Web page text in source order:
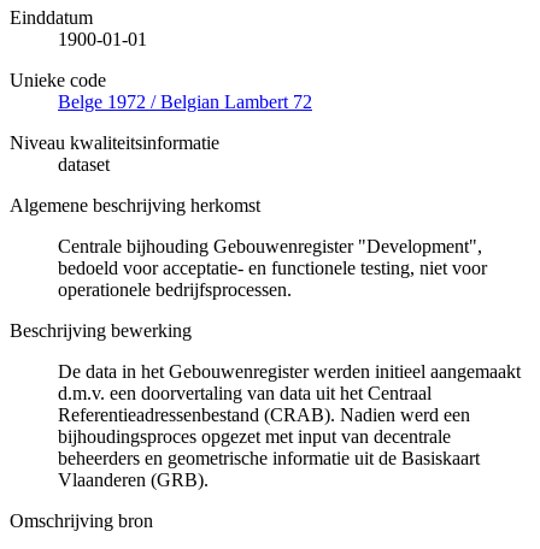
Einddatum
1900-01-01
Unieke code
Belge 1972 / Belgian Lambert 72
Niveau kwaliteitsinformatie
dataset
Algemene beschrijving herkomst
Centrale bijhouding Gebouwenregister "Development",
bedoeld voor acceptatie- en functionele testing, niet voor
operationele bedrijfsprocessen.
Beschrijving bewerking
De data in het Gebouwenregister werden initieel aangemaakt
d.m.v. een doorvertaling van data uit het Centraal
Referentieadressenbestand (CRAB). Nadien werd een
bijhoudingsproces opgezet met input van decentrale
beheerders en geometrische informatie uit de Basiskaart
Vlaanderen (GRB).
Omschrijving bron